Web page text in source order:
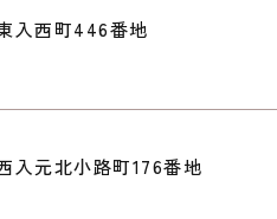
入西町446番地
入元北小路町176番地